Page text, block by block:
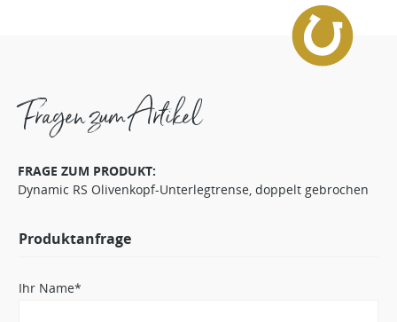
Fragen zum Artikel
FRAGE ZUM PRODUKT:
Dynamic RS Olivenkopf-Unterlegtrense, doppelt gebrochen
Produktanfrage
Ihr Name*